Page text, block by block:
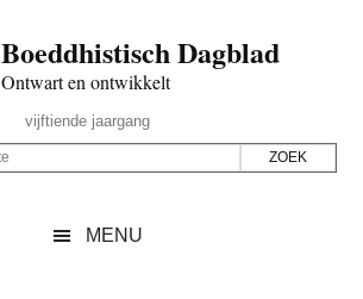
Boeddhistisch Dagblad
Ontwart en ontwikkelt
vijftiende jaargang
MENU